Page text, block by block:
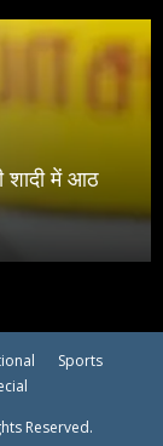
कोर्ट ने कहा,
चाहिए संयम
Sports
Reserved.